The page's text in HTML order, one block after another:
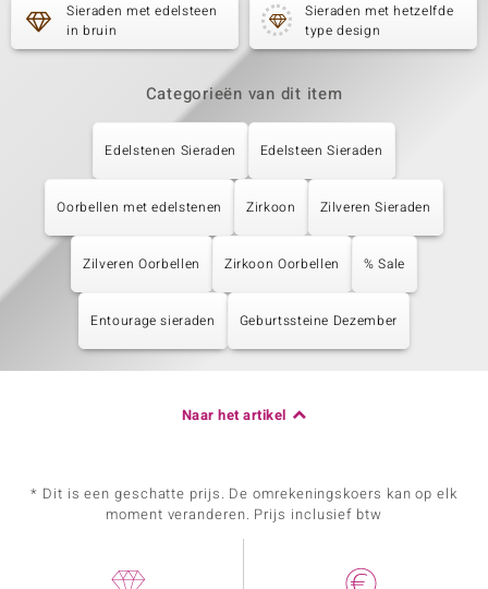
Sieraden met edelsteen
in bruin
Sieraden met hetzelfde
type design
Categorieën van dit item
Edelstenen Sieraden Edelsteen Sieraden
Oorbellen met edelstenen Zirkoon Zilveren Sieraden
Zilveren Oorbellen Zirkoon Oorbellen % Sale
Entourage sieraden Geburtssteine Dezember
Naar het artikel
* Dit is een geschatte prijs. De omrekeningskoers kan op elk
moment veranderen. Prijs inclusief btw